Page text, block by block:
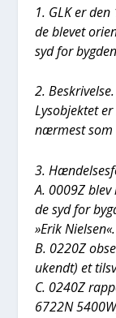
1. GLK er
de ble­vet
syd for
2. Beskri­vel­se.
Lysob­jek­tet
nær­mest som
3.
A. 0009Z
de syd for
»Erik
B. 0220Z
ukendt) et
C. 0240Z
6722N